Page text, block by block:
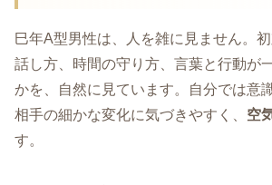
巳年A型男性は、人を雑に見ません。
話し方、時間の守り方、言葉と行動が
かを、自然に見ています。自分では意
相手の細かな変化に気づきやすく、 空
す。